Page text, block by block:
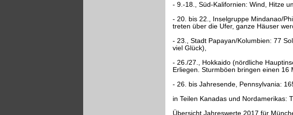
- 9.-18., Süd-Kalifornien: Wind, Hitze
- 20. bis 22., Inselgruppe Mindanao/
treten über die Ufer, ganze Häuser
- 23., Stadt Papayan/Kolumbien: 77
viel Glück),
- 26./27., Hokkaido (nördliche
Erliegen. Sturmböen bringen einen
- 26. bis Jahresende, Pennsylvania:
in Teilen Kanadas und Nordamerikas:
Übersicht Jahreswerte 2017 für